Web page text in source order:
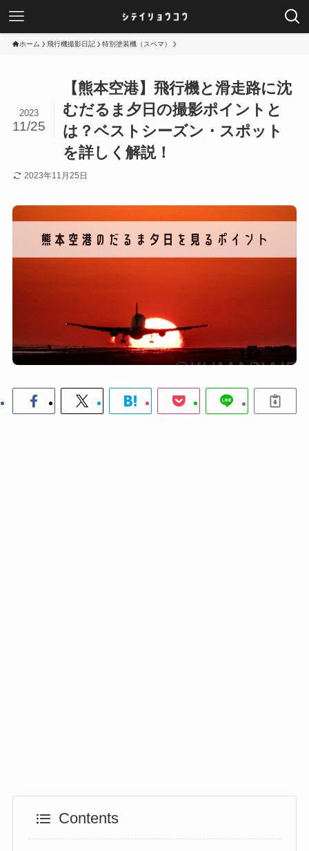
ホーム 飛行機撮影日記 特別塗装機（スペマ）
【熊本空港】飛行機と滑走路に沈
むだるま夕日の撮影ポイントと
は？ベストシーズン・スポット
を詳しく解説！
2023
11/25
2023年11月25日
Contents